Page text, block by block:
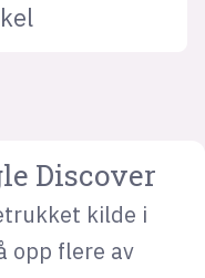
Discover
kilde i
opp flere av